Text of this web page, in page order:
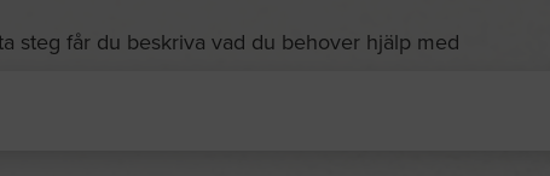
steg får du beskriva vad du behover hjälp med